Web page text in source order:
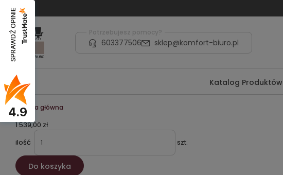
Potrzebujesz pomocy?
603377506 sklep@komfort-biuro.pl
Katalog Produktów
Strona główna
1 539,00 zł
ilość
szt.
Do koszyka
SPRAWDŹ OPINIE
4.9